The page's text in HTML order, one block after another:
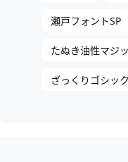
瀬戸フォントSP
たぬき油性マジ
ざっくりゴシック